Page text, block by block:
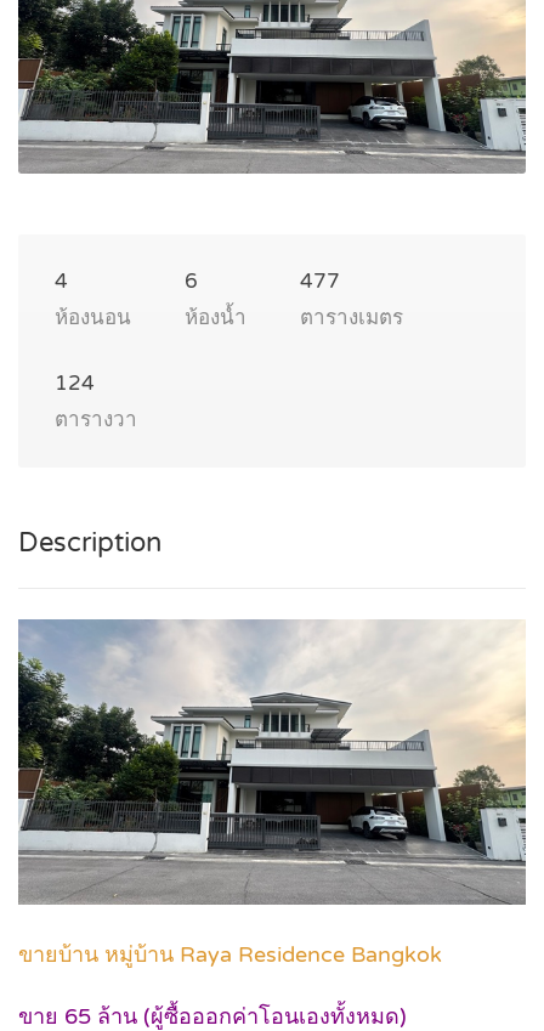
4
ห้องนอน
6
ห้องน้ำ
477
ตารางเมตร
124
ตารางวา
Description
ขายบ้าน หมู่บ้าน Raya Residence Bangkok
ขาย 65 ล้าน (ผู้ซื้อออกค่าโอนเองทั้งหมด)